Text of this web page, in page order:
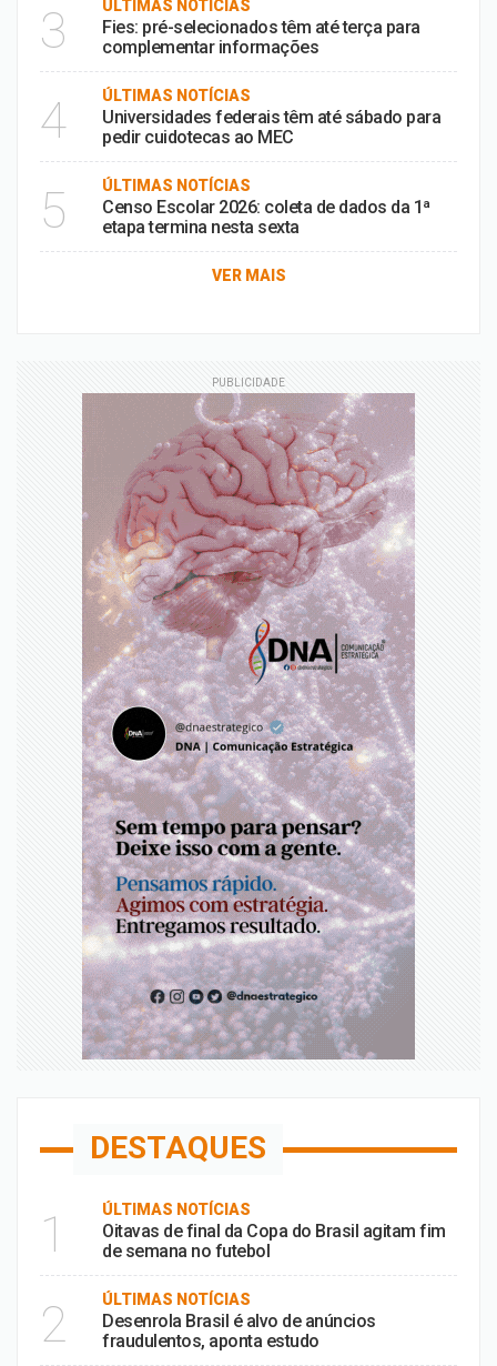
3 ÚLTIMAS NOTÍCIAS
Fies: pré-selecionados têm até terça para
complementar informações
4 ÚLTIMAS NOTÍCIAS
Universidades federais têm até sábado para
pedir cuidotecas ao MEC
5 ÚLTIMAS NOTÍCIAS
Censo Escolar 2026: coleta de dados da 1ª
etapa termina nesta sexta
VER MAIS
PUBLICIDADE
DESTAQUES
1 ÚLTIMAS NOTÍCIAS
Oitavas de final da Copa do Brasil agitam fim
de semana no futebol
2 ÚLTIMAS NOTÍCIAS
Desenrola Brasil é alvo de anúncios
fraudulentos, aponta estudo